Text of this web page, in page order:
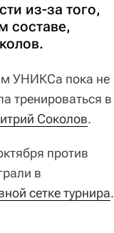
из-за того,
составе,
УНИКСа пока не
тренироваться в
Соколов.
против
в
сетке турнира.